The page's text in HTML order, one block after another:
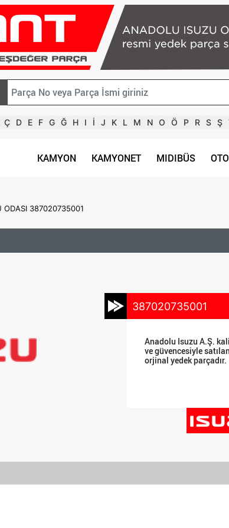
Ç D E F G Ğ H I İ J K L M N O Ö P R S Ş
KAMYON KAMYONET MIDIBÜS
ODASI 387020735001
387020735001
Anadolu Isuzu A.Ş.
ve güvencesiyle satılan
orjinal yedek parçadır.